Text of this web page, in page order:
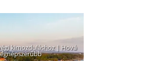
kimozduláshoz| Hová